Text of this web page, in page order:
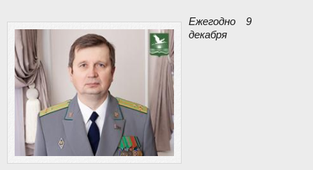
Ежегодно 9
декабря